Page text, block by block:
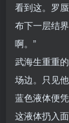
看到这。罗
布下一层结
啊。”
武海生重重
场边。只见
蓝色液体便
这液体扔入